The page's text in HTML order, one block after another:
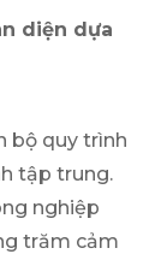
diện dựa
bộ quy trình
tập trung.
nghiệp
trăm cảm